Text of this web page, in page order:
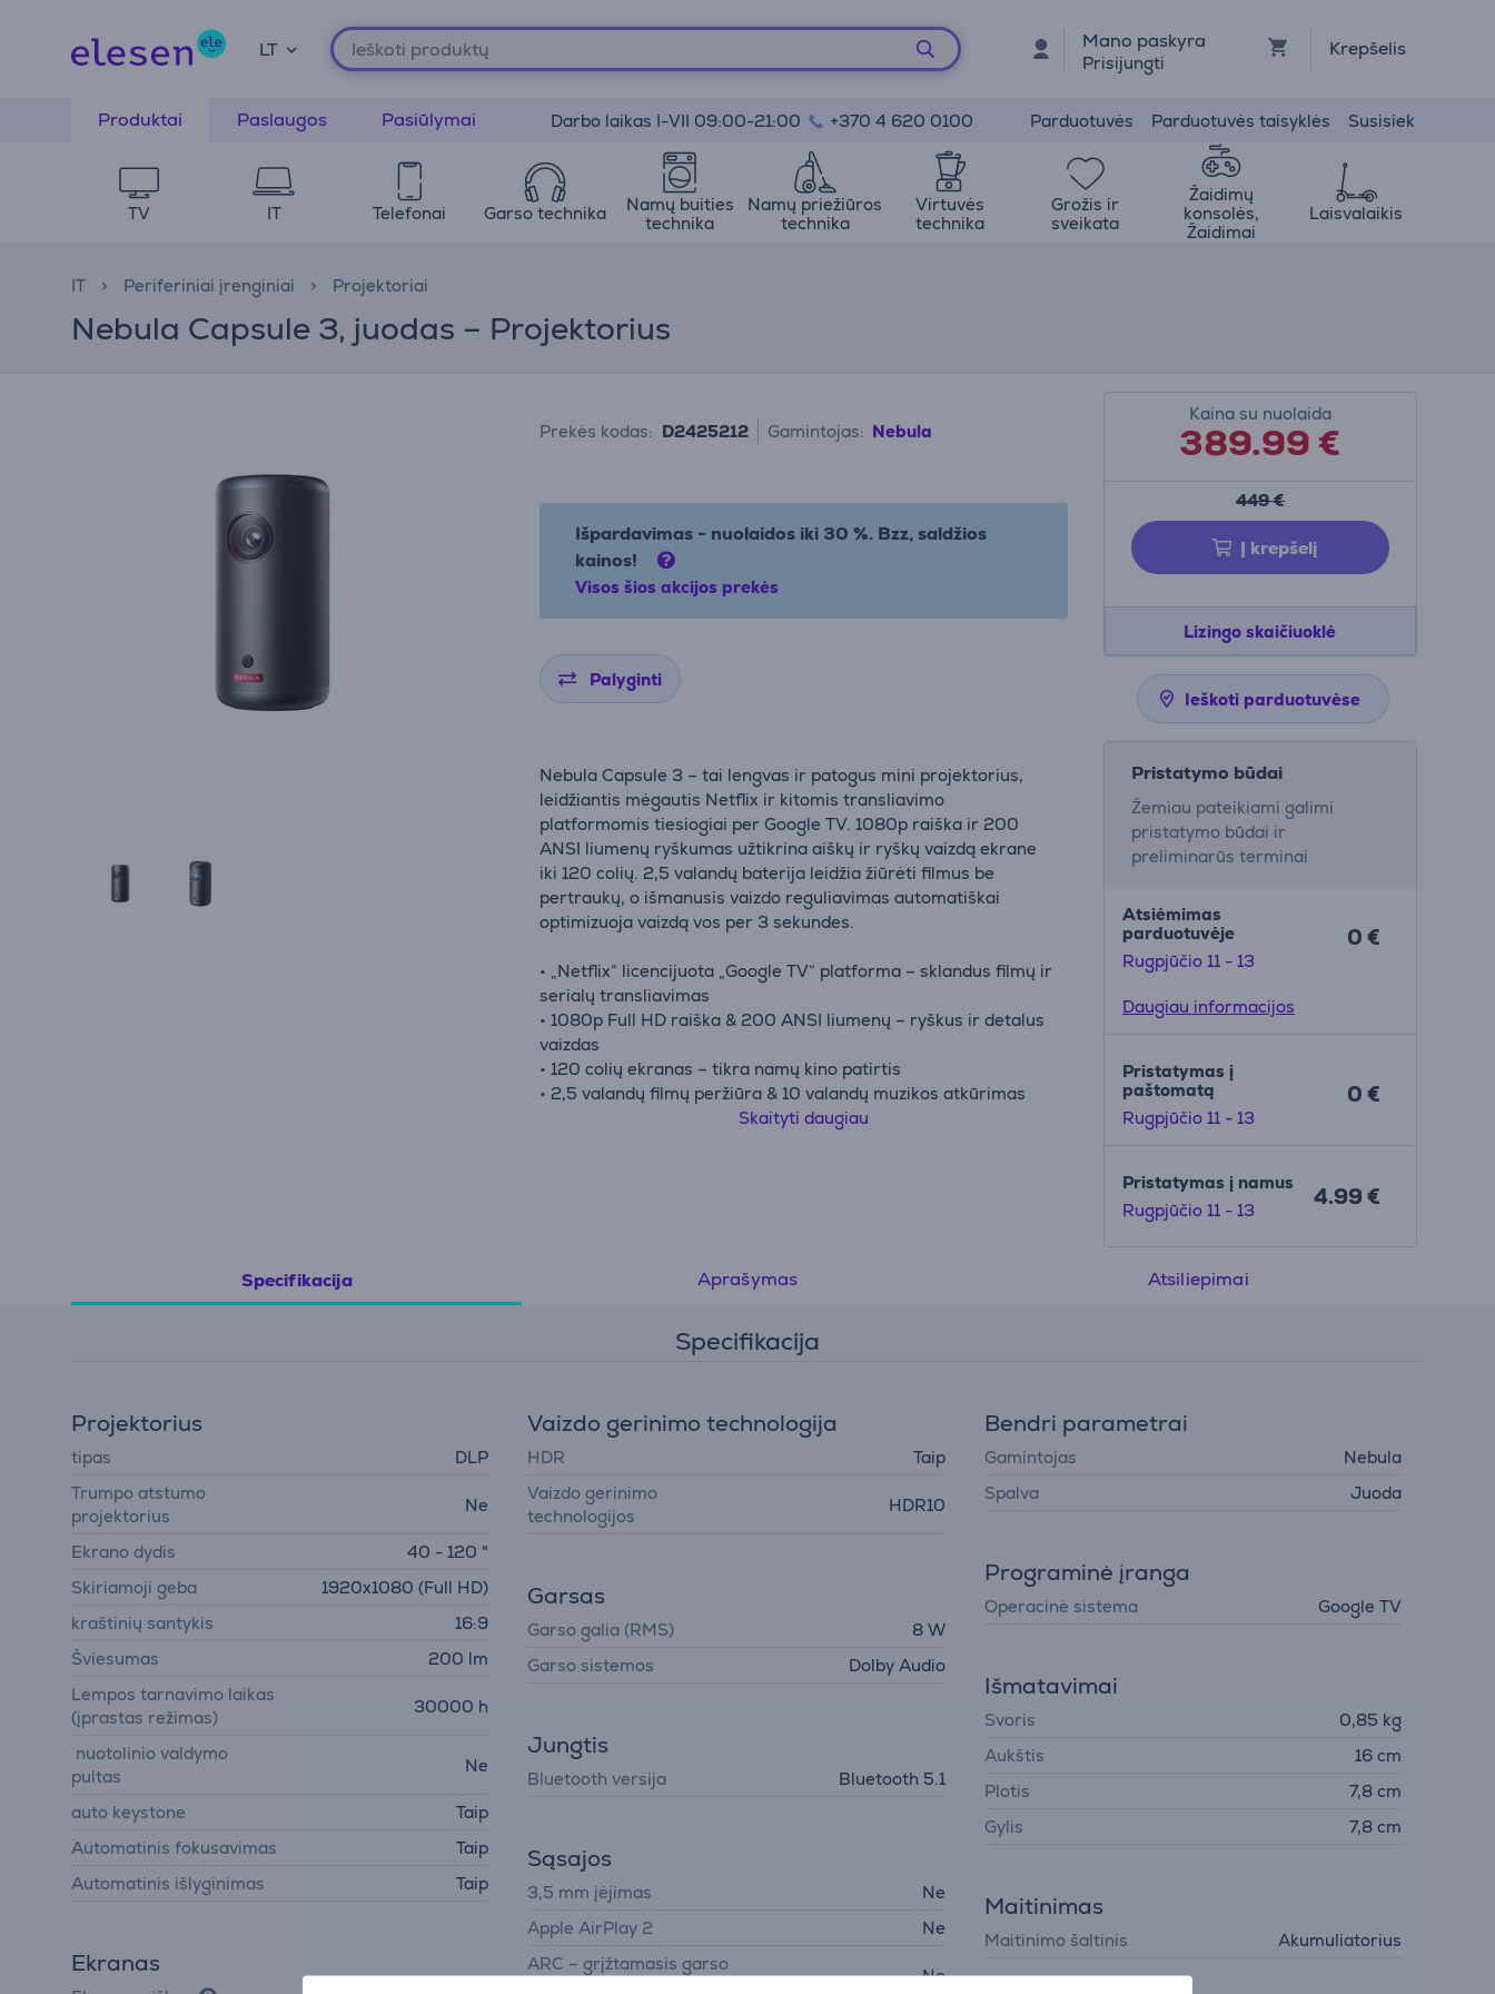
LT Mano paskyra
Prisijungti
Krepšelis
Produktai Paslaugos Pasiūlymai Darbo laikas I-VII 09:00-21:00 +370 4 620 0100 Parduotuvės Parduotuvės taisyklės Susisiek
TV IT Telefonai Garso technika
Namų buities
technika
Namų priežiūros
technika
Virtuvės
technika
Grožis ir
sveikata
Žaidimų
konsolės,
Žaidimai
Laisvalaikis
IT Periferiniai įrenginiai Projektoriai
Nebula Capsule 3, juodas – Projektorius
Prekės kodas: D2425212 Gamintojas: Nebula
Išpardavimas - nuolaidos iki 30 %. Bzz, saldžios
kainos!
Visos šios akcijos prekės
Palyginti
Nebula Capsule 3 – tai lengvas ir patogus mini projektorius,
leidžiantis mėgautis Netflix ir kitomis transliavimo
platformomis tiesiogiai per Google TV. 1080p raiška ir 200
ANSI liumenų ryškumas užtikrina aiškų ir ryškų vaizdą ekrane
iki 120 colių. 2,5 valandų baterija leidžia žiūrėti filmus be
pertraukų, o išmanusis vaizdo reguliavimas automatiškai
optimizuoja vaizdą vos per 3 sekundes.
• „Netflix“ licencijuota „Google TV“ platforma – sklandus filmų ir
serialų transliavimas
• 1080p Full HD raiška & 200 ANSI liumenų – ryškus ir detalus
vaizdas
• 120 colių ekranas – tikra namų kino patirtis
• 2,5 valandų filmų peržiūra & 10 valandų muzikos atkūrimas
• Automatinis fokusavimas ir trapecijos korekcija –
Skaityti daugiau
Kaina su nuolaida
389.99€
449 €
Į krepšelį
Lizingo skaičiuoklė
Ieškoti parduotuvėse
Pristatymo būdai
Žemiau pateikiami galimi
pristatymo būdai ir
preliminarūs terminai
Atsiėmimas
parduotuvėje
Rugpjūčio 11 - 13
0 €
Daugiau informacijos
Pristatymas į
paštomatą
Rugpjūčio 11 - 13
0 €
Pristatymas į namus
Rugpjūčio 11 - 13
4.99 €
Specifikacija Aprašymas Atsiliepimai
Specifikacija
Projektorius
tipas
DLP
Trumpo atstumo
projektorius
Ne
Ekrano dydis
40 - 120 "
Skiriamoji geba
1920x1080 (Full HD)
kraštinių santykis
16:9
Šviesumas
200 lm
Lempos tarnavimo laikas
(įprastas režimas)
30000 h
nuotolinio valdymo
pultas
Ne
auto keystone
Taip
Automatinis fokusavimas
Taip
Automatinis išlyginimas
Taip
Ekranas
Vaizdo gerinimo technologija
HDR
Taip
Vaizdo gerinimo
technologijos
HDR10
Garsas
Garso galia (RMS)
8 W
Garso sistemos
Dolby Audio
Jungtis
Bluetooth versija Bluetooth 5.1
Sąsajos
3,5 mm įėjimas
Ne
Apple AirPlay 2
Ne
ARC – grįžtamasis garso
Ne
Bendri parametrai
Gamintojas
Nebula
Spalva
Juoda
Programinė įranga
Operacinė sistema Google TV
Išmatavimai
Svoris
0,85 kg
Aukštis
16 cm
Plotis
7,8 cm
Gylis
7,8 cm
Maitinimas
Maitinimo šaltinis Akumuliatorius